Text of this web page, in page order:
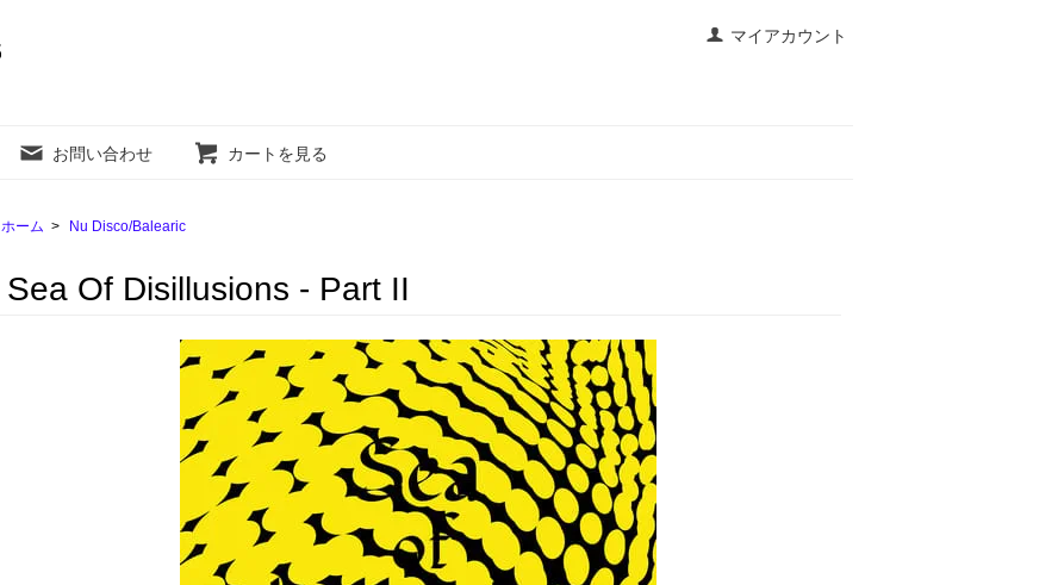
マイアカウント
お問い合わせ カートを見る
ホーム > Nu Disco/Balearic
Sea Of Disillusions - Part II